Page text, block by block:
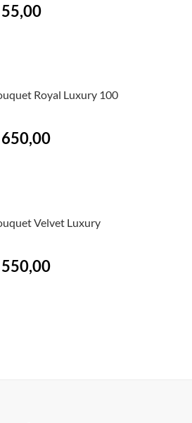
Royal Luxury 100
Velvet Luxury